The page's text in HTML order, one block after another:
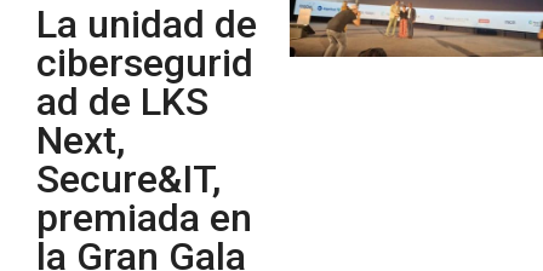
La unidad de
cibersegurid
ad de LKS
Next,
Secure&IT,
premiada en
la Gran Gala